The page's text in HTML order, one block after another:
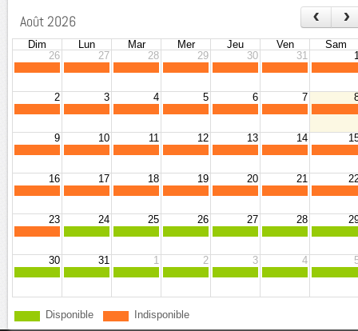
Août 2026 ‹ ›
Dim Lun Mar Mer Jeu Ven
Sam
26
27 28 29 30 31
2 3 4 5 6 7
9 10 11 12 13 14
16 17 18 19 20 21
23 24 25 26 27 28
30 31 1 2 3 4
Disponible Indisponible